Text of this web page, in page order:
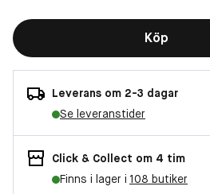
Köp
Leverans om 2-3 dagar
Se leveranstider
Click & Collect om 4 tim
Finns i lager i 108 butiker